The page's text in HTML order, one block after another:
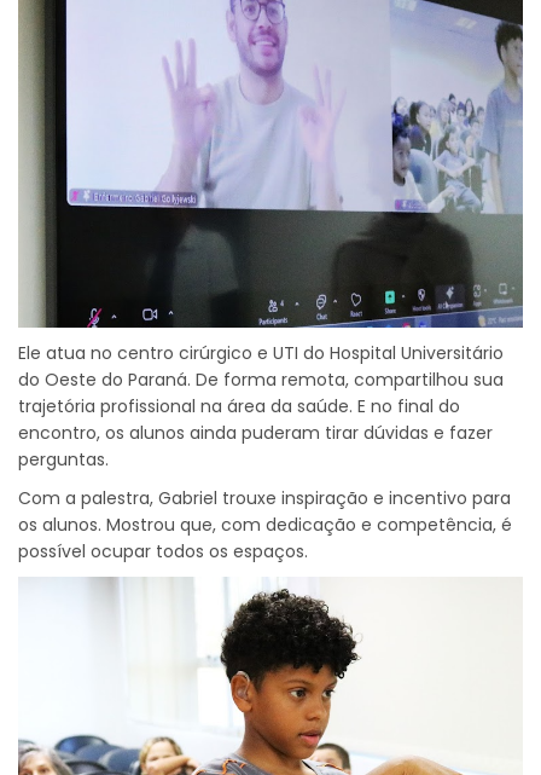
Ele atua no centro cirúrgico e UTI do Hospital Universitário
do Oeste do Paraná. De forma remota, compartilhou sua
trajetória profissional na área da saúde. E no final do
encontro, os alunos ainda puderam tirar dúvidas e fazer
perguntas.
Com a palestra, Gabriel trouxe inspiração e incentivo para
os alunos. Mostrou que, com dedicação e competência, é
possível ocupar todos os espaços.